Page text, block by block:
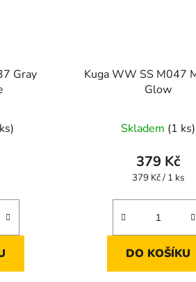
Gray
Kuga WW SS M047
Glow
Skladem (1 ks)
379 Kč
Měrná
379 Kč / 1 ks
DO KOŠÍKU